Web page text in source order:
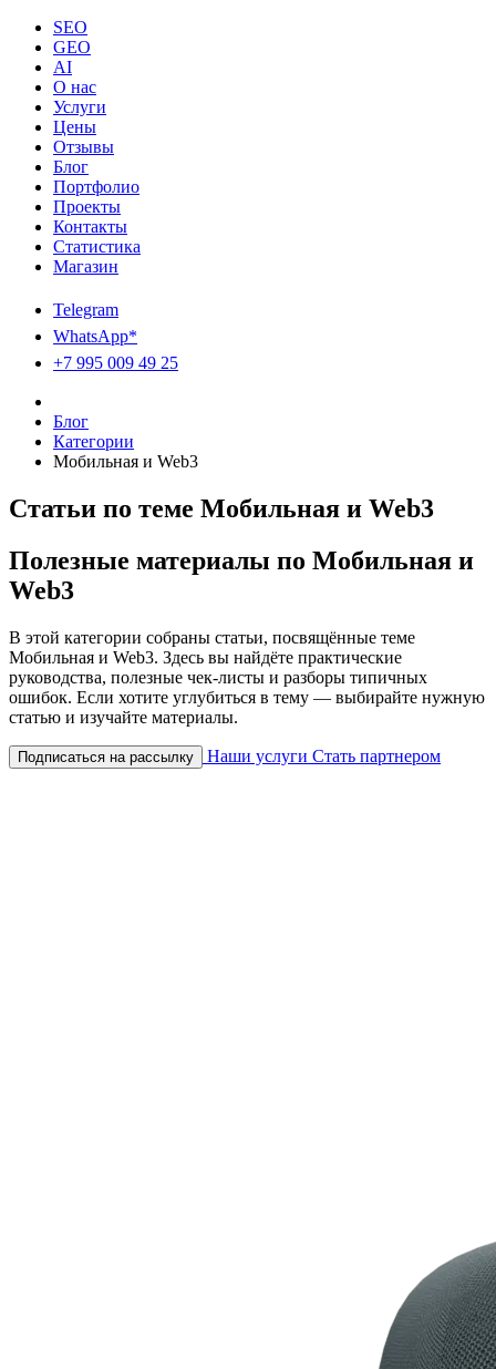
SEO
GEO
AI
О нас
Услуги
Цены
Отзывы
Блог
Портфолио
Проекты
Контакты
Статистика
Магазин
Telegram
WhatsApp*
+7 995 009 49 25
Блог
Категории
Мобильная и Web3
Статьи по теме Мобильная и Web3
Полезные материалы по Мобильная и
Web3
В этой категории собраны статьи, посвящённые теме
Мобильная и Web3. Здесь вы найдёте практические
руководства, полезные чек-листы и разборы типичных
ошибок. Если хотите углубиться в тему — выбирайте нужную
статью и изучайте материалы.
Подписаться на рассылку Наши услуги Стать партнером